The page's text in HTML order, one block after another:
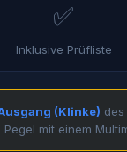
✅
Inklusive Prüfliste
(Klinke) des
mit einem